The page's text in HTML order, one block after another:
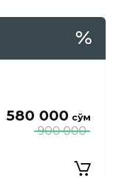
900 000
580 000 сўм